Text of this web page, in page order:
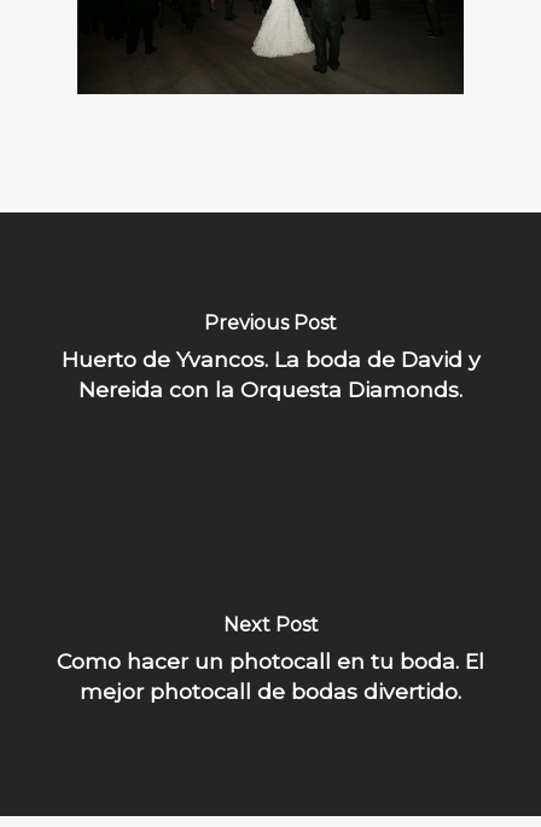
Previous Post
Huerto de Yvancos. La boda de David y
Nereida con la Orquesta Diamonds.
Next Post
Como hacer un photocall en tu boda. El
mejor photocall de bodas divertido.